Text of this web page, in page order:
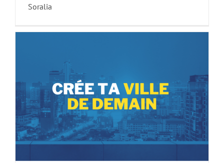
Soralia
Crée ta ville de demain